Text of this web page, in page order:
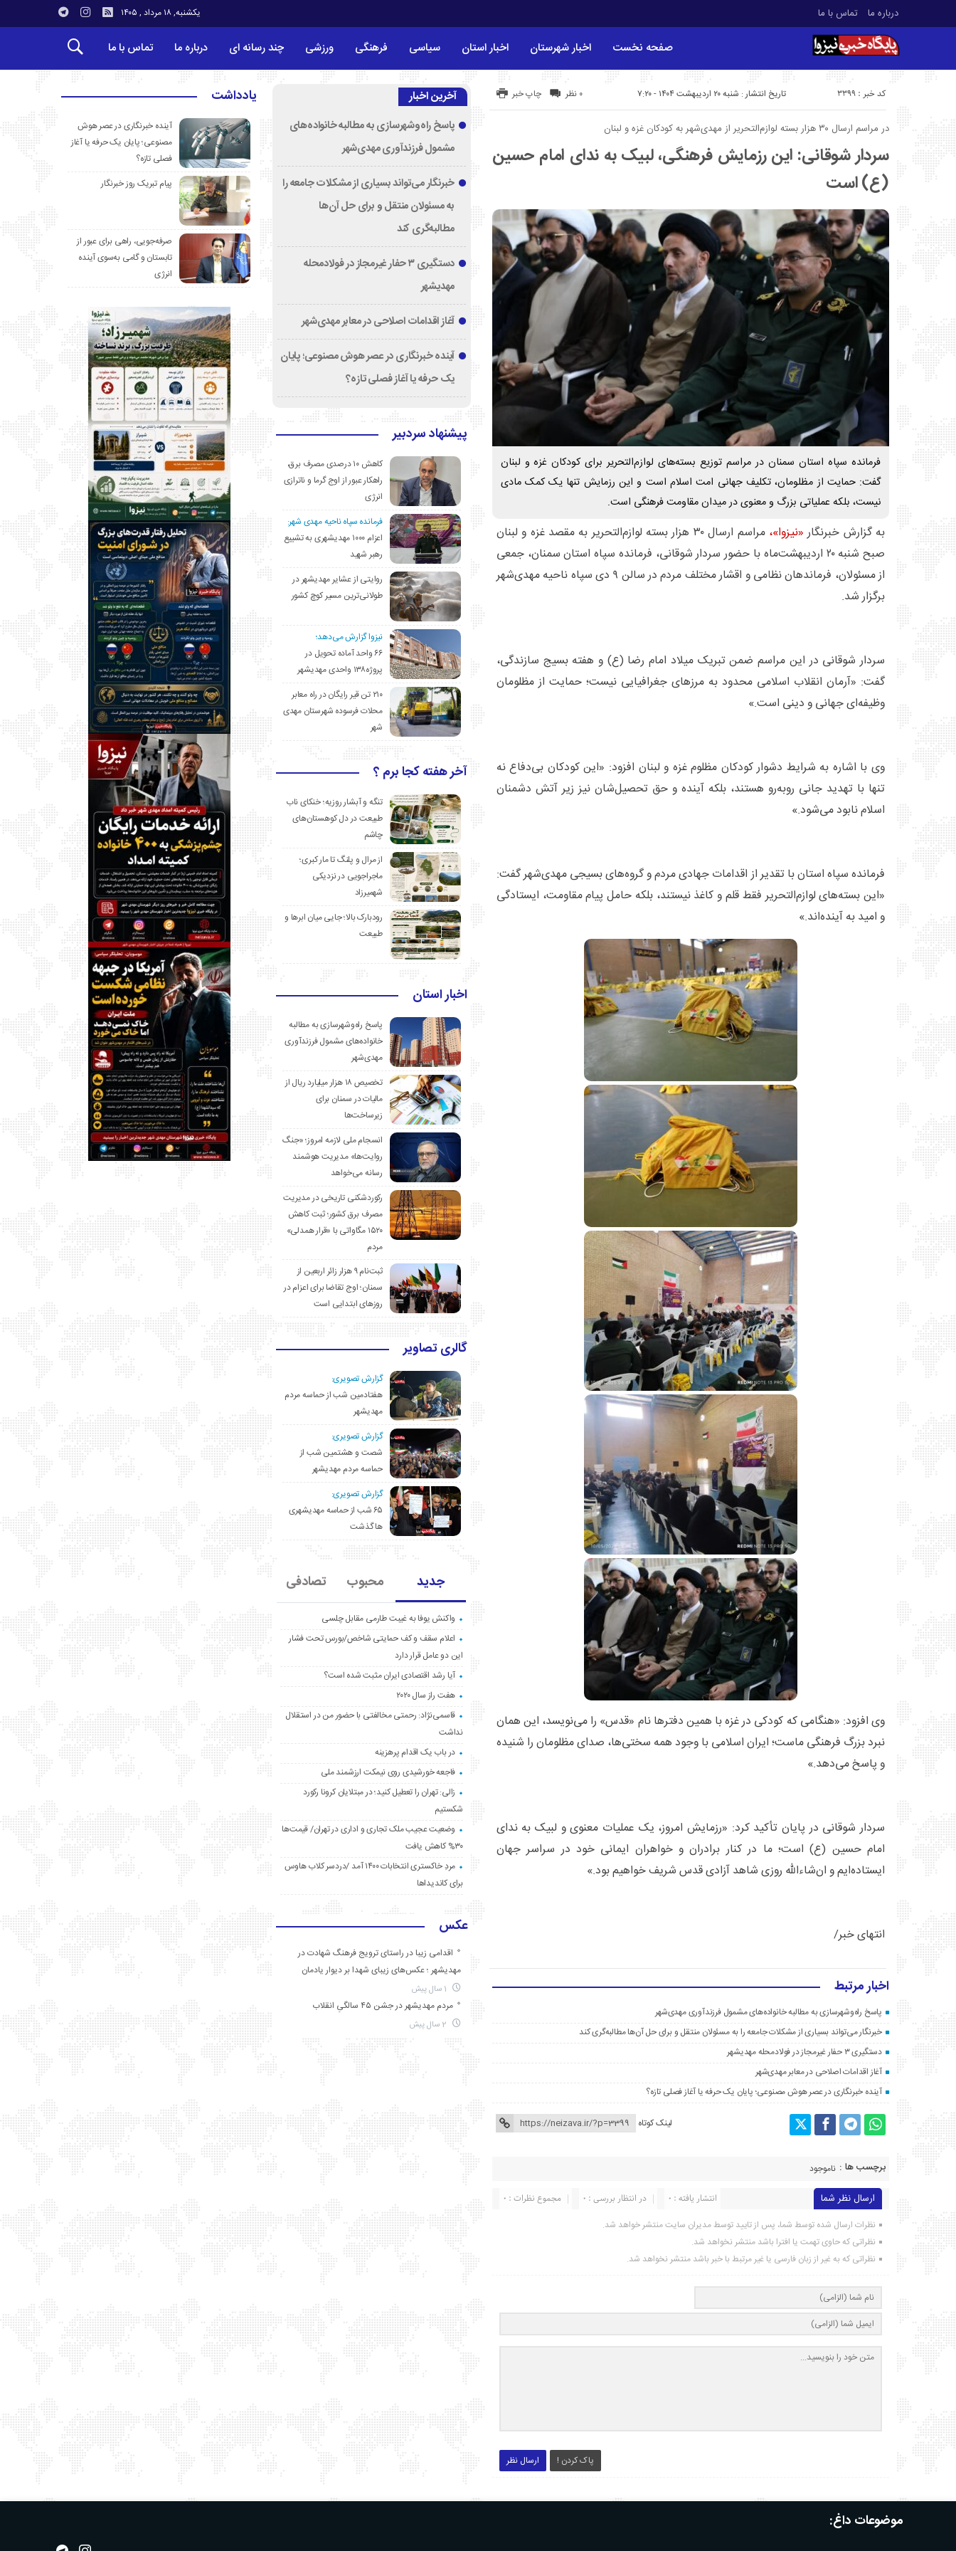
درباره ما تماس با ما یکشنبه, ۱۸ مرداد , ۱۴۰۵
صفحه نخست اخبار شهرستان اخبار استان سیاسی فرهنگی ورزشی چند رسانه ای درباره ما تماس با ما
تاریخ انتشار : شنبه ۲۰ اردیبهشت ۱۴۰۴ - ۷:۲۰ کد خبر : 3399 چاپ خبر ۰ نظر
در مراسم ارسال ۳۰ هزار بسته لوازم‌التحریر از مهدی‌شهر به کودکان غزه و لبنان
سردار شوقانی: این رزمایش فرهنگی، لبیک به ندای امام حسین
(ع) است
فرمانده سپاه استان سمنان در مراسم توزیع بسته‌های لوازم‌التحریر برای کودکان غزه و لبنان
گفت: حمایت از مظلومان، تکلیف جهانی امت اسلام است و این رزمایش تنها یک کمک مادی
نیست، بلکه عملیاتی بزرگ و معنوی در میدان مقاومت فرهنگی است.
به گزارش خبرنگار«نیزوا»،
مراسم ارسال ۳۰ هزار بسته لوازم‌التحریر به مقصد غزه و لبنان
صبح شنبه ۲۰ اردیبهشت‌ماه با حضور سردار شوقانی، فرمانده سپاه استان سمنان، جمعی
از مسئولان، فرماندهان نظامی و اقشار مختلف مردم در سالن ۹ دی سپاه ناحیه مهدی‌شهر
برگزار شد.
سردار شوقانی در این مراسم ضمن تبریک میلاد امام رضا (ع) و هفته بسیج سازندگی،
گفت: «آرمان انقلاب اسلامی محدود به مرزهای جغرافیایی نیست؛ حمایت از مظلومان
وظیفه‌ای جهانی و دینی است.»
وی با اشاره به شرایط دشوار کودکان مظلوم غزه و لبنان افزود: «این کودکان بی‌دفاع نه
تنها با تهدید جانی روبه‌رو هستند، بلکه آینده و حق تحصیل‌شان نیز زیر آتش دشمنان
اسلام نابود می‌شود.»
فرمانده سپاه استان با تقدیر از اقدامات جهادی مردم و گروه‌های بسیجی مهدی‌شهر گفت:
«این بسته‌های لوازم‌التحریر فقط قلم و کاغذ نیستند، بلکه حامل پیام مقاومت، ایستادگی
و امید به آینده‌اند.»
وی افزود: «هنگامی که کودکی در غزه با همین دفترها نام «قدس» را می‌نویسد، این همان
نبرد بزرگ فرهنگی ماست؛ ایران اسلامی با وجود همه سختی‌ها، صدای مظلومان را شنیده
و پاسخ می‌دهد.»
سردار شوقانی در پایان تأکید کرد: «رزمایش امروز، یک عملیات معنوی و لبیک به ندای
امام حسین (ع) است؛ ما در کنار برادران و خواهران ایمانی خود در سراسر جهان
ایستاده‌ایم و ان‌شاءالله روزی شاهد آزادی قدس شریف خواهیم بود.»
انتهای خبر/
اخبار مرتبط
پاسخ راه‌وشهرسازی به مطالبه خانواده‌های مشمول فرزندآوری مهدی‌شهر
خبرنگار می‌تواند بسیاری از مشکلات جامعه را به مسئولان منتقل و برای حل آن‌ها مطالبه‌گری کند
دستگیری ۳ حفار غیرمجاز در فولادمحله مهدیشهر
آغاز اقدامات اصلاحی در معابر مهدی‌شهر
آینده خبرنگاری در عصر هوش مصنوعی؛ پایان یک حرفه یا آغاز فصلی تازه؟
لینک کوتاه
برچسب ها : ناموجود
ارسال نظر شما مجموع نظرات : 0 در انتظار بررسی : 0 انتشار یافته : ۰
نظرات ارسال شده توسط شما، پس از تایید توسط مدیران سایت منتشر خواهد شد.
نظراتی که حاوی تهمت یا افترا باشد منتشر نخواهد شد.
نظراتی که به غیر از زبان فارسی یا غیر مرتبط با خبر باشد منتشر نخواهد شد.
ارسال نظر پاک کردن !
آخرین اخبار
پاسخ راه‌وشهرسازی به مطالبه خانواده‌های
مشمول فرزندآوری مهدی‌شهر
خبرنگار می‌تواند بسیاری از مشکلات جامعه را
به مسئولان منتقل و برای حل آن‌ها
مطالبه‌گری کند
دستگیری ۳ حفار غیرمجاز در فولادمحله
مهدیشهر
آغاز اقدامات اصلاحی در معابر مهدی‌شهر
آینده خبرنگاری در عصر هوش مصنوعی؛ پایان
یک حرفه یا آغاز فصلی تازه؟
پیشنهاد سردبیر
کاهش ۱۰ درصدی مصرف برق،
راهکار عبور از اوج گرما و ناترازی
انرژی
فرمانده سپاه ناحیه مهدی شهر:
اعزام ۱۰۰۰ مهدیشهری به تشییع
رهبر شهید
روایتی از عشایر مهدیشهر در
طولانی‌ترین مسیر کوچ کشور
نیزوا گزارش می‌دهد؛
۶۶ واحد آماده تحویل در
پروژه۱۳۸ واحدی مهدیشهر
۲۱۰ تن قیر رایگان در راه معابر
محلات فرسوده شهرستان مهدی
شهر
آخر هفته کجا برم ؟
تنگه و آبشار روزیه؛ خنکای ناب
طبیعت در دل کوهستان‌های
چاشم
از مرال و پلنگ تا مار کبری؛
ماجراجویی در نزدیکی
شهمیرزاد
رودبارک بالا؛ جایی میان ابرها و
طبیعت
اخبار استان
پاسخ راه‌وشهرسازی به مطالبه
خانواده‌های مشمول فرزندآوری
مهدی‌شهر
تخصیص ۱۸ هزار میلیارد ریال از
مالیات در سمنان برای
زیرساخت‌ها
انسجام ملی لازمه امروز؛ «جنگ
روایت‌ها» مدیریت هوشمند
رسانه می‌خواهد
رکوردشکنی تاریخی در مدیریت
مصرف برق کشور؛ ثبت کاهش
۱۵۲۰ مگاواتی با «قرار همدلی»
مردم
ثبت‌نام ۹ هزار زائر اربعین از
سمنان؛ اوج تقاضا برای اعزام در
روزهای ابتدایی است
گالری تصاویر
گزارش تصویری:
هفتادمین شب از حماسه مردم
مهدیشهر
گزارش تصویری:
شصت و هشتمین شب از
حماسه مردم مهدیشهر
گزارش تصویری:
۶۵ شب از حماسه مهدیشهری
ها گذشت
جدید محبوب تصادفی
واکنش یوفا به غیبت طارمی مقابل چلسی
اعلام سقف و کف حمایتی شاخص/بورس تحت فشار
این دو عامل قرار دارد
آیا رشد اقتصادی ایران مثبت شده است؟
هفت راز سال ۲۰۲۰
قاسمی‌نژاد: رحمتی مخالفتی با حضور من در استقلال
نداشت
در باب یک اقدام پرهزینه
فاجعه خورشیدی روی نیمکت ارزشمند ملی
زالی: تهران را تعطیل کنید؛ در مبتلایان کرونا رکورد
شکستیم
وضعیت عجیب ملک تجاری و اداری در تهران/ قیمت‌ها
۳۰% کاهش یافت
مردِ خاکستری انتخابات ۱۴۰۰ آمد /دردسر کلاب هاوس
برای کاندیداها
عکس
اقدامی زیبا در راستای ترویج فرهنگ شهادت در
مهدیشهر ؛ عکس‌های زیبای شهدا بر دیوار یادمان
مردم مهدیشهر در جشن ۴۵ سالگیِ انقلاب
یادداشت
آینده خبرنگاری در عصر هوش
مصنوعی؛ پایان یک حرفه یا آغاز
فصلی تازه؟
پیام تبریک روز خبرنگار
صرفه‌جویی، راهی برای عبور از
تابستان و گامی به‌سوی آینده
انرژی
موضوعات داغ: